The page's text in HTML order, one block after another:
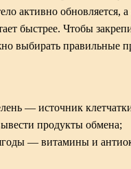
активно обновляется,
быстрее. Чтобы
выбирать правильные
— источник
продукты обмена;
— витамины и